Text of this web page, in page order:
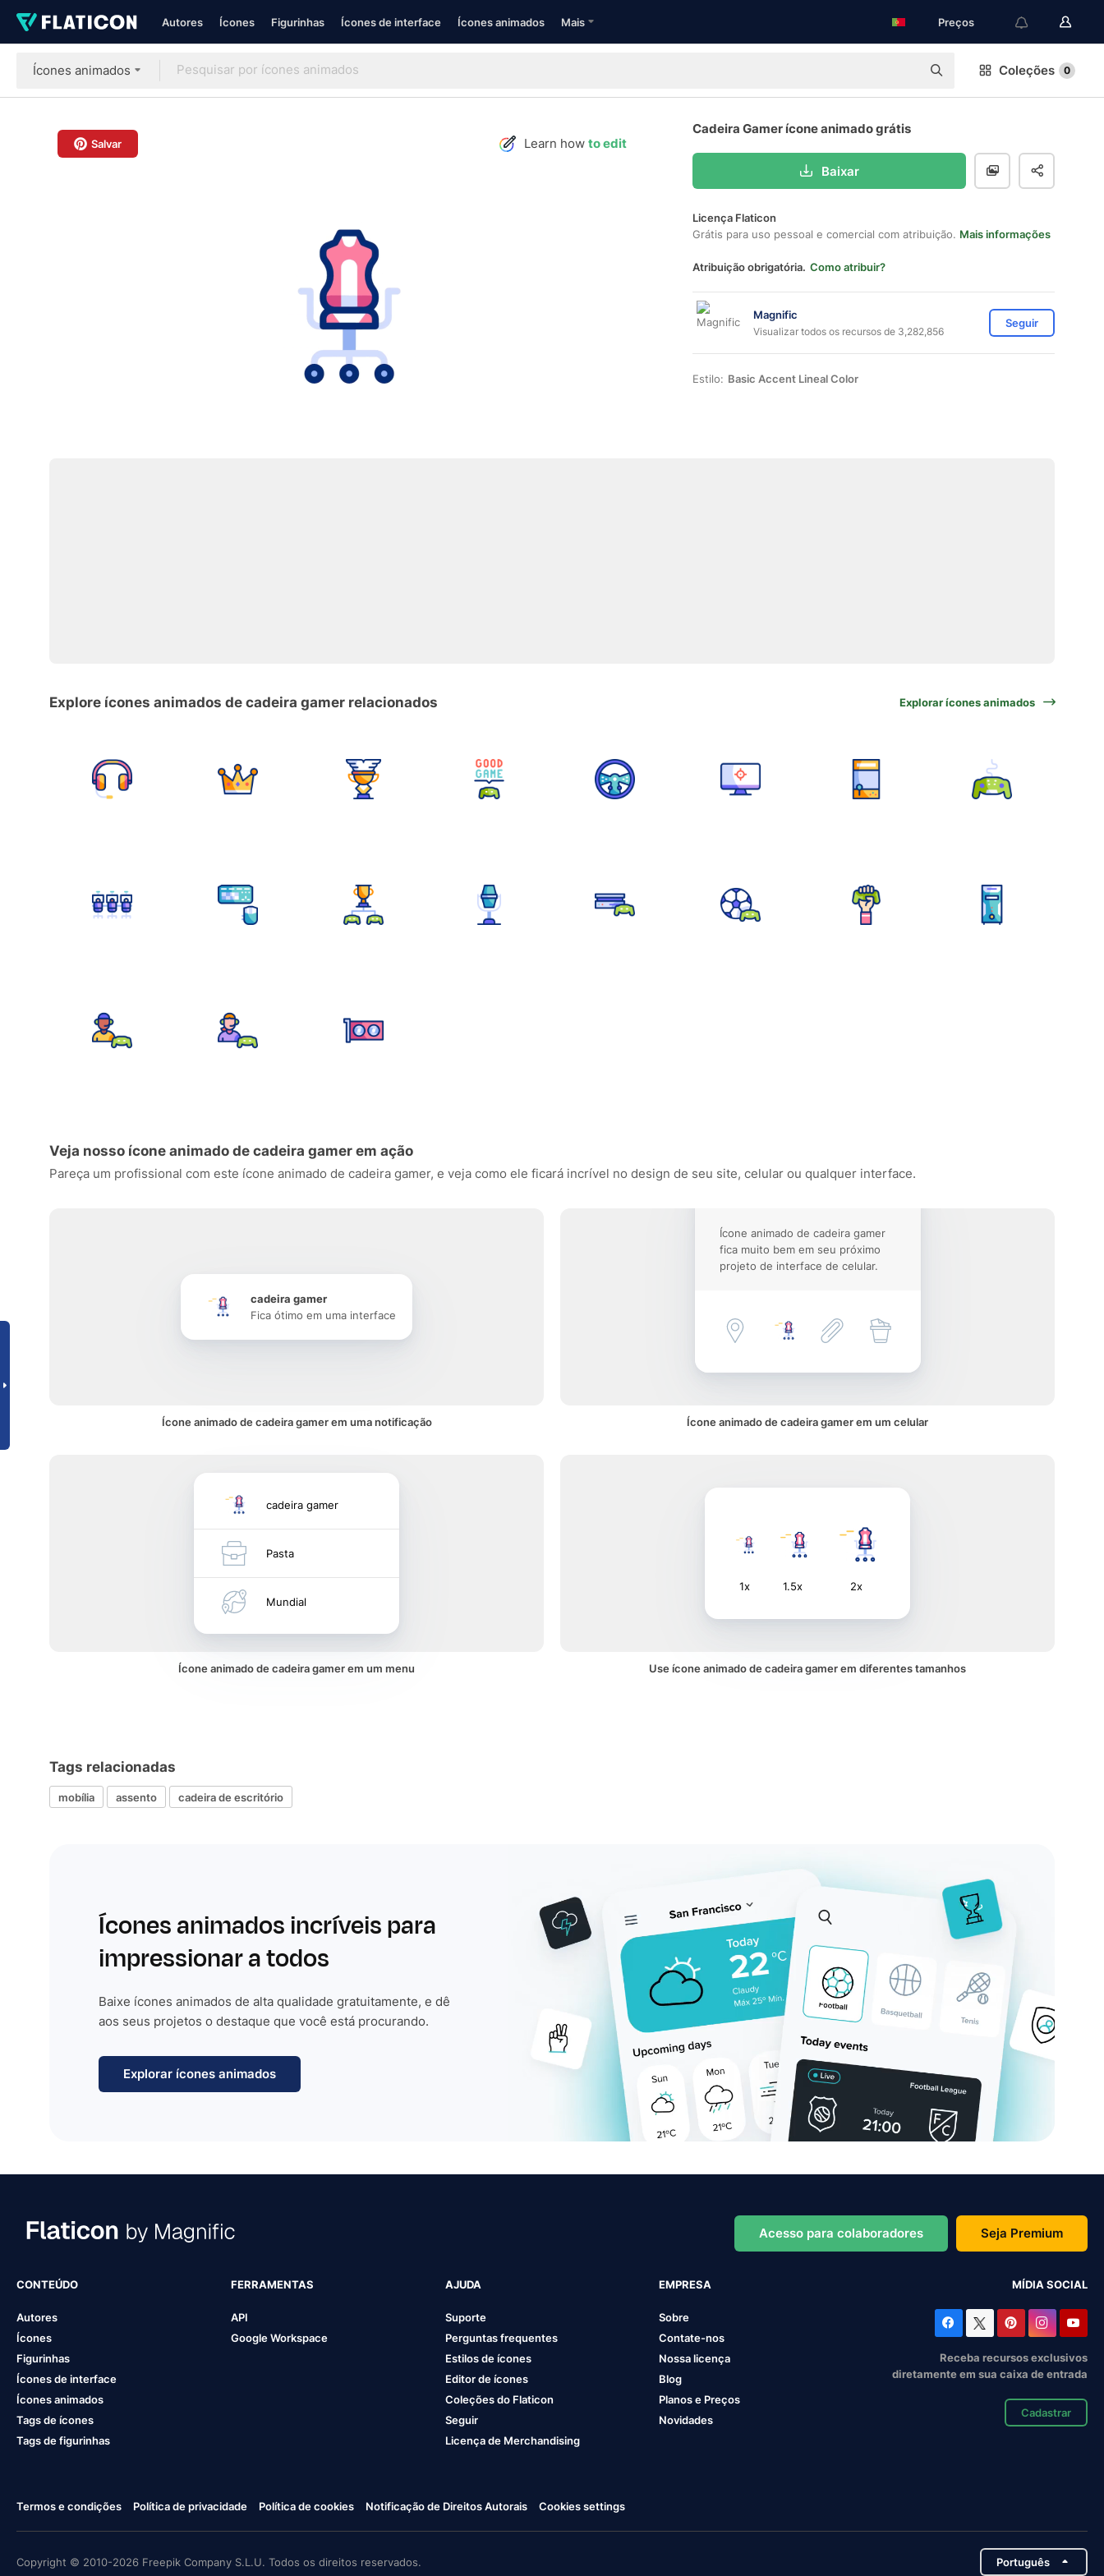
Autores Ícones Figurinhas Ícones de interface Ícones animados Mais Preços
Ícones animados Coleções 0
Salvar Learn how to edit
Cadeira Gamer ícone animado grátis
Baixar
Licença Flaticon
Grátis para uso pessoal e comercial com atribuição. Mais informações
Atribuição obrigatória. Como atribuir?
Magnific
Visualizar todos os recursos de 3,282,856
Seguir
Estilo: Basic Accent Lineal Color
Explore ícones animados de cadeira gamer relacionados Explorar ícones animados
Veja nosso ícone animado de cadeira gamer em ação
Pareça um profissional com este ícone animado de cadeira gamer, e veja como ele ficará incrível no design de seu site, celular ou qualquer interface.
cadeira gamer
Fica ótimo em uma interface
Ícone animado de cadeira gamer em uma notificação
Ícone animado de cadeira gamer
fica muito bem em seu próximo
projeto de interface de celular.
Ícone animado de cadeira gamer em um celular
cadeira gamer
Pasta
Mundial
Ícone animado de cadeira gamer em um menu
1x 1.5x 2x
Use ícone animado de cadeira gamer em diferentes tamanhos
Tags relacionadas
mobília assento cadeira de escritório
Ícones animados incríveis para
impressionar a todos
Baixe ícones animados de alta qualidade gratuitamente, e dê
aos seus projetos o destaque que você está procurando.
Explorar ícones animados
Acesso para colaboradores Seja Premium
CONTEÚDO
Autores
Ícones
Figurinhas
Ícones de interface
Ícones animados
Tags de ícones
Tags de figurinhas
FERRAMENTAS
API
Google Workspace
AJUDA
Suporte
Perguntas frequentes
Estilos de ícones
Editor de ícones
Coleções do Flaticon
Seguir
Licença de Merchandising
EMPRESA
Sobre
Contate-nos
Nossa licença
Blog
Planos e Preços
Novidades
MÍDIA SOCIAL
Receba recursos exclusivos
diretamente em sua caixa de entrada
Cadastrar
Termos e condições Política de privacidade Política de cookies Notificação de Direitos Autorais Cookies settings
Copyright © 2010-2026 Freepik Company S.L.U. Todos os direitos reservados. Português